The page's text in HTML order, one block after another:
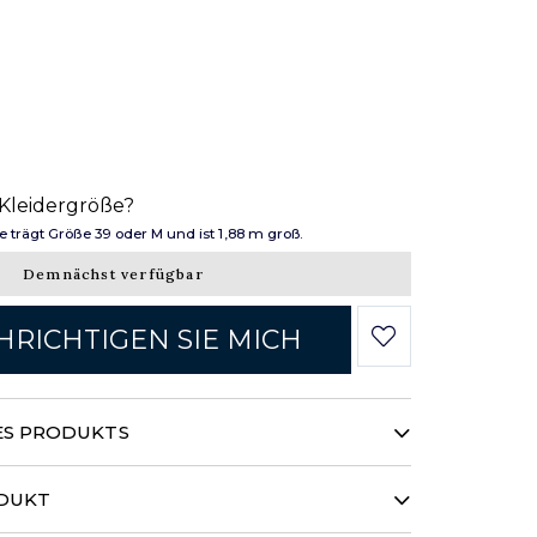
trägt Größe 39 oder M und ist 1,88 m groß.
Demnächst verfügbar
SIE MICH
PRODUKTS
Micro-Piqué-Gewebe